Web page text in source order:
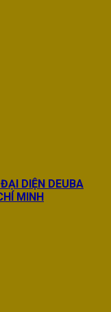
DIỆN DEUBA
MINH